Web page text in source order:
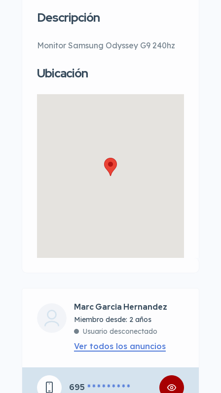
Descripción
Monitor Samsung Odyssey G9 240hz
Ubicación
Marc Garcia Hernandez
Miembro desde: 2 años
Usuario desconectado
Ver todos los anuncios
695 * * * * * * * * *